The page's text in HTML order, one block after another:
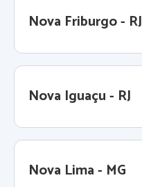
Nova Friburgo - RJ
Nova Iguaçu - RJ
Nova Lima - MG